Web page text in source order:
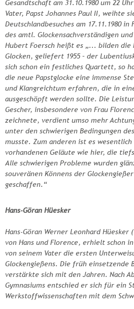
Gesandtschaft am 31.10.1980 um 22
Vater, Papst Johannes Paul II, weihte
Deutschlandbesuches am 17.11.1980
des amtl. Glockensachverständigen
Hubert Foersch heißt es „... bilden die
Glocken, geliefert 1955 – der
sich schon ein festliches Quartett, so
die neue Papstglocke eine immense
und Klangreichtum erfahren, die in
ausgeschöpft werden sollte. Die
Gescher, insbesondere von Frau
zeichnete, verdient umso mehr
unter den schwierigen Bedingungen
musste. Zum anderen ist es
vorhandenen Geläute wie hier, die
Alle schwierigen Probleme wurden
souveränen Könnens der
geschaffen.“
Hans-Göran Hüesker
Hans-Göran Werner Leonhard Hüesker
von Hans und Florence, erhielt schon
von seinem Vater die ersten
Glockengießens. Die früh einsetzende
verstärkte sich mit den Jahren. Nach
Gymnasiums entschied er sich für ein
Werkstoffwissenschaften mit dem